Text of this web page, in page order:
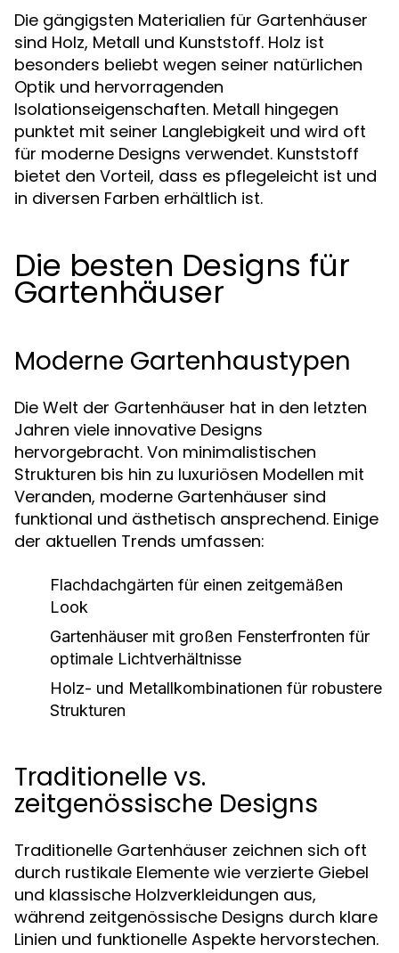
Die gängigsten Materialien für Gartenhäuser
sind Holz, Metall und Kunststoff. Holz ist
besonders beliebt wegen seiner natürlichen
Optik und hervorragenden
Isolationseigenschaften. Metall hingegen
punktet mit seiner Langlebigkeit und wird oft
für moderne Designs verwendet. Kunststoff
bietet den Vorteil, dass es pflegeleicht ist und
in diversen Farben erhältlich ist.
Die besten Designs für
Gartenhäuser
Moderne Gartenhaustypen
Die Welt der Gartenhäuser hat in den letzten
Jahren viele innovative Designs
hervorgebracht. Von minimalistischen
Strukturen bis hin zu luxuriösen Modellen mit
Veranden, moderne Gartenhäuser sind
funktional und ästhetisch ansprechend. Einige
der aktuellen Trends umfassen:
Flachdachgärten für einen zeitgemäßen
Look
Gartenhäuser mit großen Fensterfronten für
optimale Lichtverhältnisse
Holz- und Metallkombinationen für robustere
Strukturen
Traditionelle vs.
zeitgenössische Designs
Traditionelle Gartenhäuser zeichnen sich oft
durch rustikale Elemente wie verzierte Giebel
und klassische Holzverkleidungen aus,
während zeitgenössische Designs durch klare
Linien und funktionelle Aspekte hervorstechen.